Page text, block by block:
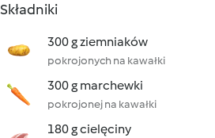
Składniki
300 g ziemniaków
pokrojonych na kawałki
300 g marchewki
pokrojonej na kawałki
180 g cielęciny